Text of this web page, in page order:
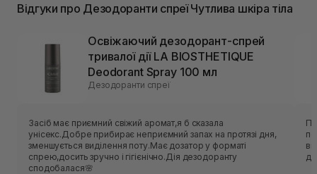
Відгуки про Дезодоранти спреї Чутлива шкіра тіла
Освіжаючий дезодорант-спрей
тривалої дії LA BIOSTHETIQUE
Deodorant Spray 100 мл
Дезодоранти спреї
Засіб має приємний свіжий аромат,я б сказала
унісекс.Добре прибирає неприємний запах на протязі дня,
зменшується виділення поту.Має дозатор у форматі
спрею,досить зручно і гігієнічно.Дія дезодоранту
сподобалася🌸